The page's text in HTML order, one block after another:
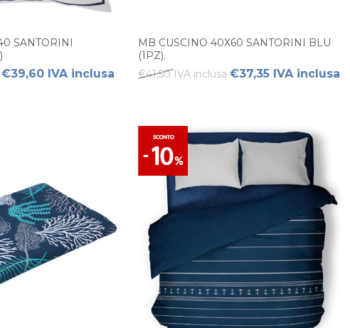
SANTORINI
€39,60 IVA inclusa
MB CUSCINO 40X60 SANTORINI BLU
(1PZ).
€41,50 IVA inclusa €37,35 IVA inclusa